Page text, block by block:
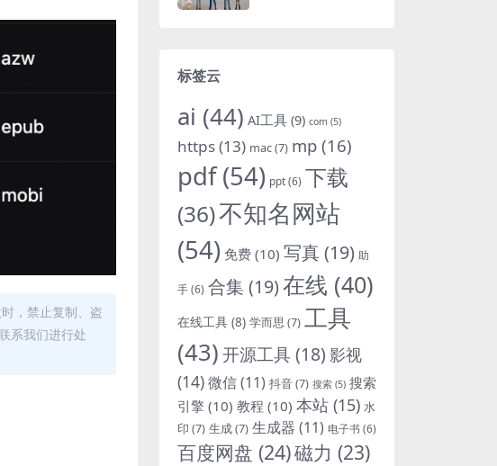
，禁止复制、盗
系我们进行处
标签云
ai (44) AI工具 (9) com (5)
https(13) mac(7) mp (16)
pdf(54) ppt(6) 下载
(36)不知名网站
(54) 免费 (10) 写真 (19) 助
手(6) 合集 (19)在线 (40)
在线工具 (8) 学而思 (7) 工具
(43)开源工具(18) 影视
(14)微信(11) 抖音(7) 搜索 (5) 搜索
引擎 (10) 教程 (10) 本站 (15) 水
印 (7) 生成(7) 生成器 (11) 电子书(6)
百度网盘 (24)磁力 (23)